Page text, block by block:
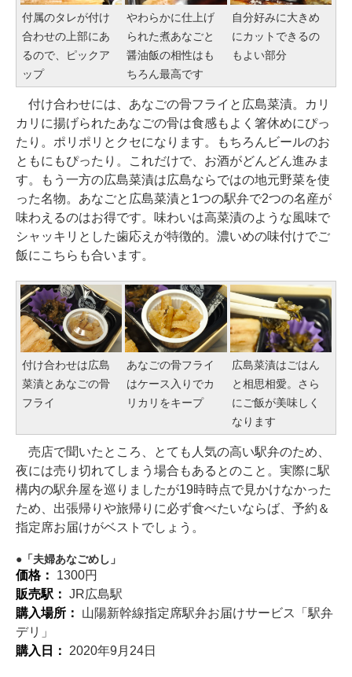
付属のタレが付け
合わせの上部にあ
るので、ピックア
ップ
やわらかに仕上げ
られた煮あなごと
醤油飯の相性はも
ちろん最高です
自分好みに大きめ
にカットできるの
もよい部分
付け合わせには、あなごの骨フライと広島菜漬。カリ
カリに揚げられたあなごの骨は食感もよく箸休めにぴっ
たり。ポリポリとクセになります。もちろんビールのお
ともにもぴったり。これだけで、お酒がどんどん進みま
す。もう一方の広島菜漬は広島ならではの地元野菜を使
った名物。あなごと広島菜漬と1つの駅弁で2つの名産が
味わえるのはお得です。味わいは高菜漬のような風味で
シャッキリとした歯応えが特徴的。濃いめの味付けでご
飯にこちらも合います。
付け合わせは広島
菜漬とあなごの骨
フライ
あなごの骨フライ
はケース入りでカ
リカリをキープ
広島菜漬はごはん
と相思相愛。さら
にご飯が美味しく
なります
売店で聞いたところ、とても人気の高い駅弁のため、
夜には売り切れてしまう場合もあるとのこと。実際に駅
構内の駅弁屋を巡りましたが19時時点で見かけなかった
ため、出張帰りや旅帰りに必ず食べたいならば、予約＆
指定席お届けがベストでしょう。
「夫婦あなごめし」
価格： 1300円
販売駅： JR広島駅
購入場所： 山陽新幹線指定席駅弁お届けサービス「駅弁
デリ」
購入日： 2020年9月24日